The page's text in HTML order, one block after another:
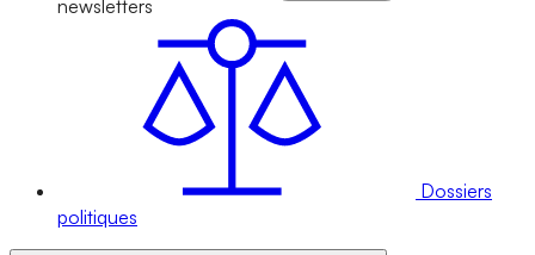
newsletters
Dossiers
politiques